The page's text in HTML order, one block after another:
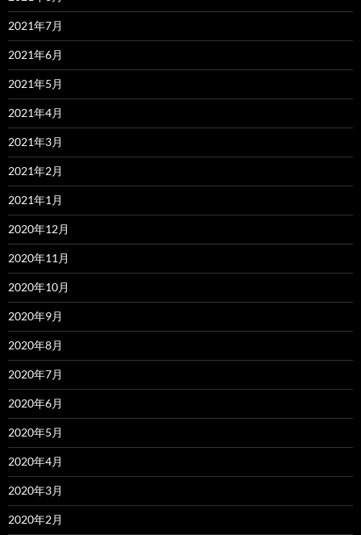
2021年7月
2021年6月
2021年5月
2021年4月
2021年3月
2021年2月
2021年1月
2020年12月
2020年11月
2020年10月
2020年9月
2020年8月
2020年7月
2020年6月
2020年5月
2020年4月
2020年3月
2020年2月